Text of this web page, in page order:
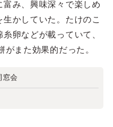
み、興味深々で楽しめ
かしていた。たけのこ
卵などが載っていて、
また効果的だった。
窓会